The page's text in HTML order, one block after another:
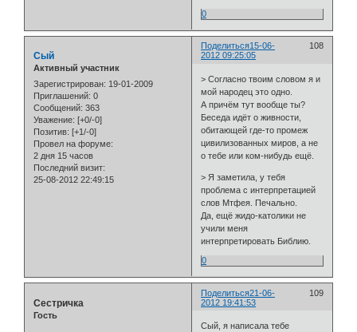
0
Поделиться 108
15-06-
2012 09:25:05
Сый
Активный участник
Зарегистрирован: 19-01-2009
Приглашений: 0
Сообщений: 363
Уважение: [+0/-0]
Позитив: [+1/-0]
Провел на форуме:
2 дня 15 часов
Последний визит:
25-08-2012 22:49:15
> Согласно твоим словом я и
мой народец это одно.
А причём тут вообще ты?
Беседа идёт о живности,
обитающей где-то промеж
цивилизованных миров, а не
о тебе или ком-нибудь ещё.
> Я заметила, у тебя
проблема с интерпретацией
слов Мтфея. Печально.
Да, ещё жидо-католики не
учили меня
интерпретировать Библию.
0
Поделиться 109
21-06-
2012 19:41:53
Сестричка
Гость
Сый, я написала тебе